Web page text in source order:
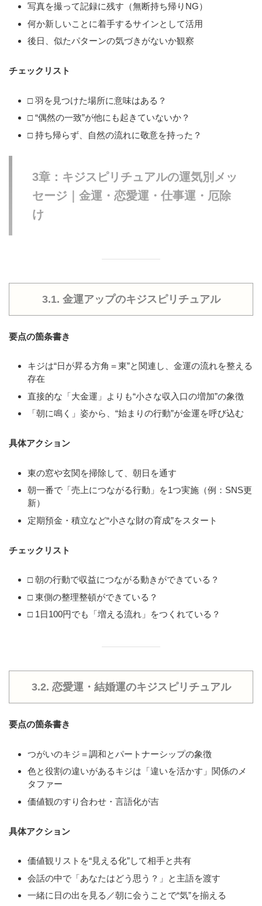
写真を撮って記録に残す（無断持ち帰りNG）
何か新しいことに着手するサインとして活用
後日、似たパターンの気づきがないか観察
チェックリスト
□ 羽を見つけた場所に意味はある？
□ “偶然の一致”が他にも起きていないか？
□ 持ち帰らず、自然の流れに敬意を持った？
3章：キジスピリチュアルの運気別メッ
セージ｜金運・恋愛運・仕事運・厄除
け
3.1. 金運アップのキジスピリチュアル
要点の箇条書き
キジは“日が昇る方角＝東”と関連し、金運の流れを整える
存在
直接的な「大金運」よりも“小さな収入口の増加”の象徴
「朝に鳴く」姿から、“始まりの行動”が金運を呼び込む
具体アクション
東の窓や玄関を掃除して、朝日を通す
朝一番で「売上につながる行動」を1つ実施（例：SNS更
新）
定期預金・積立など“小さな財の育成”をスタート
チェックリスト
□ 朝の行動で収益につながる動きができている？
□ 東側の整理整頓ができている？
□ 1日100円でも「増える流れ」をつくれている？
3.2. 恋愛運・結婚運のキジスピリチュアル
要点の箇条書き
つがいのキジ＝調和とパートナーシップの象徴
色と役割の違いがあるキジは「違いを活かす」関係のメ
タファー
価値観のすり合わせ・言語化が吉
具体アクション
価値観リストを“見える化”して相手と共有
会話の中で「あなたはどう思う？」と主語を渡す
一緒に日の出を見る／朝に会うことで“気”を揃える